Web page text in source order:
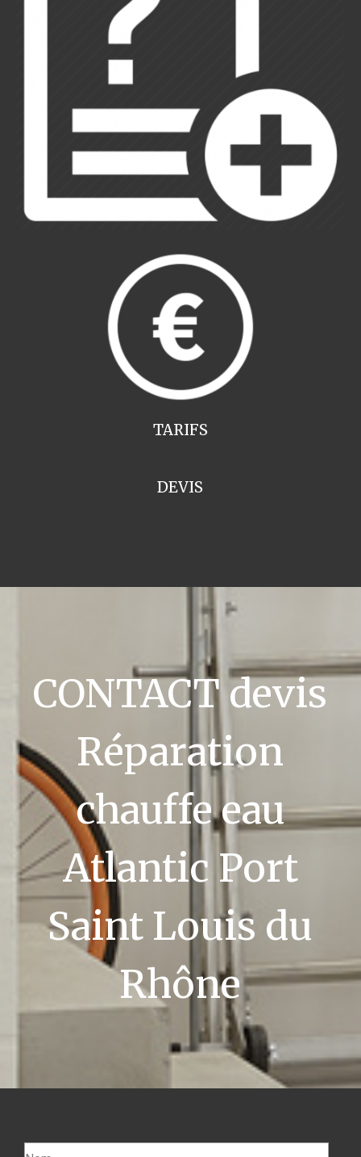
TARIFS
DEVIS
CONTACT devis
Réparation
chauffe eau
Atlantic Port
Saint Louis du
Rhône